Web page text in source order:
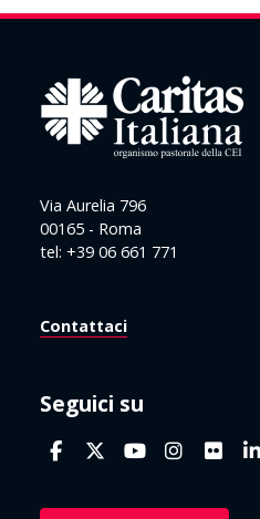
Via Aurelia 796
00165 - Roma
tel: +39 06 661 771
Contattaci
Seguici su